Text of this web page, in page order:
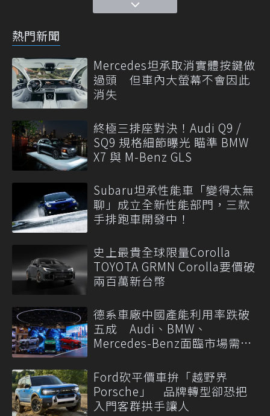
熱門新聞
Mercedes坦承取消實體按鍵做
過頭 但車內大螢幕不會因此
消失
終極三排座對決！Audi Q9 /
SQ9 規格細節曝光 瞄準 BMW
X7 與 M-Benz GLS
Subaru坦承性能車「變得太無
聊」成立全新性能部門，三款
手排跑車開發中！
史上最貴全球限量Corolla
TOYOTA GRMN Corolla要價破
兩百萬新台幣
德系車廠中國產能利用率跌破
五成 Audi、BMW、
Mercedes-Benz面臨市場需求
Ford砍平價車拚「越野界
Porsche」 品牌轉型卻恐把
入門客群拱手讓人